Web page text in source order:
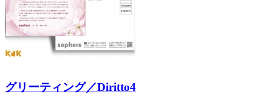
グリーティング／Diritto4